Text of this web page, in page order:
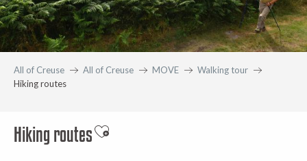
All of Creuse All of Creuse MOVE
Walking tour
Hiking routes
Hiking routesAjouter aux favoris